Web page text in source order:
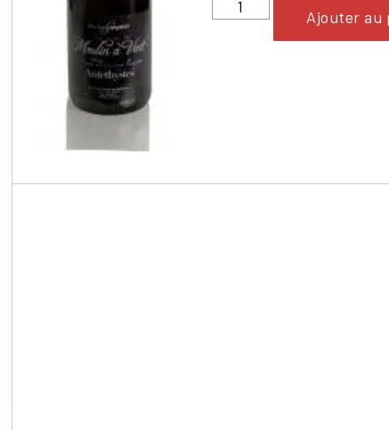
Ajouter au